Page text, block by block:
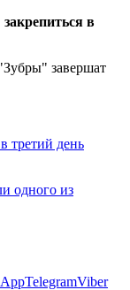
в
третий день
одного из
TelegramViber